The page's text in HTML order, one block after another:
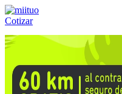
Cotizar
Llámanos al:(55) 84-21-05-00